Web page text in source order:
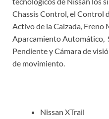
Chassis Control, el Control
Activo de la Calzada,
Aparcamiento Automático,
Pendiente y Cámara de
de movimiento.
Nissan XTrail